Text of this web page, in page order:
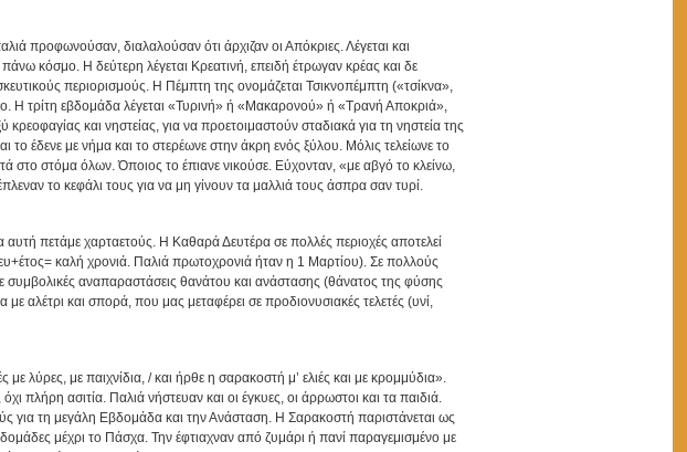
προφωνούσαν, διαλαλούσαν ότι άρχιζαν οι Απόκριες. Λέγεται και
κόσμο. Η δεύτερη λέγεται Κρεατινή, επειδή έτρωγαν κρέας και δε
περιορισμούς. Η Πέμπτη της ονομάζεται Τσικνοπέμπτη («τσίκνα»,
Η τρίτη εβδομάδα λέγεται «Τυρινή» ή «Μακαρονού» ή «Τρανή Αποκριά»,
και νηστείας, για να προετοιμαστούν σταδιακά για τη νηστεία της
έδενε με νήμα και το στερέωνε στην άκρη ενός ξύλου. Μόλις τελείωνε το
στο στόμα όλων. Όποιος το έπιανε νικούσε. Εύχονταν, «με αβγό το κλείνω,
το κεφάλι τους για να μη γίνουν τα μαλλιά τους άσπρα σαν τυρί.
αυτή πετάμε χαρταετούς. Η Καθαρά Δευτέρα σε πολλές περιοχές αποτελεί
καλή χρονιά. Παλιά πρωτοχρονιά ήταν η 1 Μαρτίου). Σε πολλούς
αναπαραστάσεις θανάτου και ανάστασης (θάνατος της φύσης
αλέτρι και σπορά, που μας μεταφέρει σε προδιονυσιακές τελετές (υνί,
λύρες, με παιχνίδια, / και ήρθε η σαρακοστή μ’ ελιές και με κρομμύδια».
ασιτία. Παλιά νήστευαν και οι έγκυες, οι άρρωστοι και τα παιδιά.
για τη μεγάλη Εβδομάδα και την Ανάσταση. Η Σαρακοστή παριστάνεται ως
μέχρι το Πάσχα. Την έφτιαχναν από ζυμάρι ή πανί παραγεμισμένο με